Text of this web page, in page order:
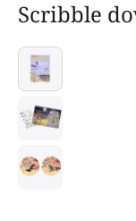
Scribble